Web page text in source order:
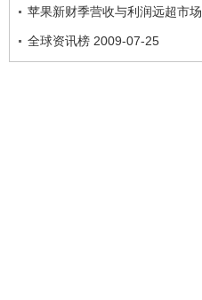
苹果新财季营收与利润远超市
全球资讯榜 2009-07-25